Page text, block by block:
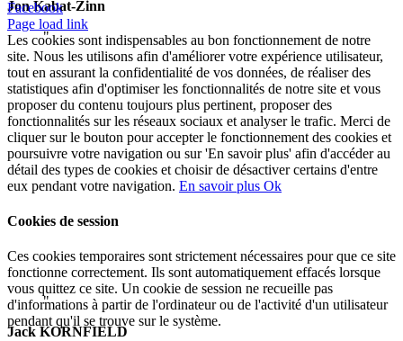
Jon Kabat-Zinn
« La pleine conscience nous entraîne à être
plus présent et plus vivant en toutes
circonstances et à développer ce qu’Alan
WATTS décrit comme « l’art de vivre »
L’art de vivre n’est ni dérive indifférente, ni
cramponnement terrifié au passé. Il consiste à
instant, à considérer chaque instant comme
tout à fait nouveau et unique, à avoir l’esprit
ouvert et entièrement réceptif. »
Jack KORNFIELD
Facebook
Page load link
Les cookies sont indispensables au bon fonctionnement de notre
site. Nous les utilisons afin d'améliorer votre expérience utilisateur,
tout en assurant la confidentialité de vos données, de réaliser des
statistiques afin d'optimiser les fonctionnalités de notre site et vous
proposer du contenu toujours plus pertinent, proposer des
fonctionnalités sur les réseaux sociaux et analyser le trafic. Merci de
cliquer sur le bouton pour accepter le fonctionnement des cookies et
poursuivre votre navigation ou sur 'En savoir plus' afin d'accéder au
détail des types de cookies et choisir de désactiver certains d'entre
eux pendant votre navigation. En savoir plus Ok
Cookies de session
Ces cookies temporaires sont strictement nécessaires pour que ce site
fonctionne correctement. Ils sont automatiquement effacés lorsque
vous quittez ce site. Un cookie de session ne recueille pas
d'informations à partir de l'ordinateur ou de l'activité d'un utilisateur
pendant qu'il se trouve sur le système.